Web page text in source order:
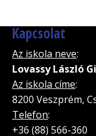
Kapcsolat
Az iskola neve:
Lovassy László
Az iskola címe:
8200 Veszprém,
Telefon:
+36 (88) 566-360